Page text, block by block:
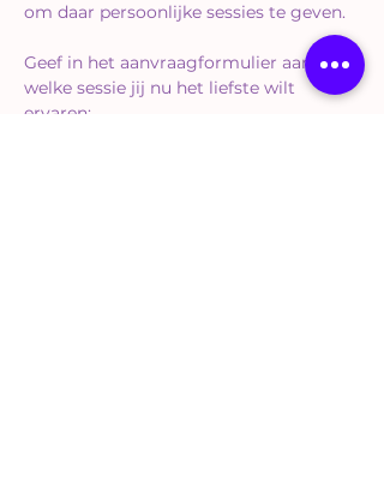
om daar persoonlijke sessies te geven.
Geef in het aanvraagformulier aan
welke sessie jij nu het liefste wilt
ervaren;